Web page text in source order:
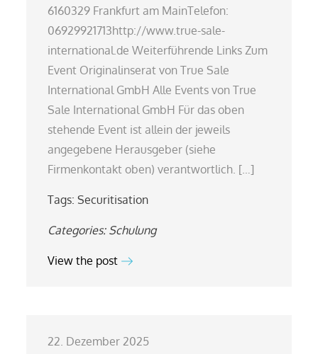
6160329 Frankfurt am MainTelefon:
06929921713http://www.true-sale-
international.de Weiterführende Links Zum
Event Originalinserat von True Sale
International GmbH Alle Events von True
Sale International GmbH Für das oben
stehende Event ist allein der jeweils
angegebene Herausgeber (siehe
Firmenkontakt oben) verantwortlich. […]
Tags:Securitisation
Categories: Schulung
View the post
22. Dezember 2025